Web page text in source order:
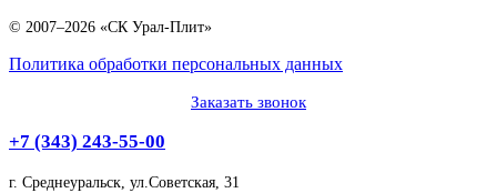
© 2007–2026 «СК Урал-Плит»
Политика обработки персональных данных
Заказать звонок
+7 (343) 243-55-00
г. Среднеуральск, ул.Советская, 31